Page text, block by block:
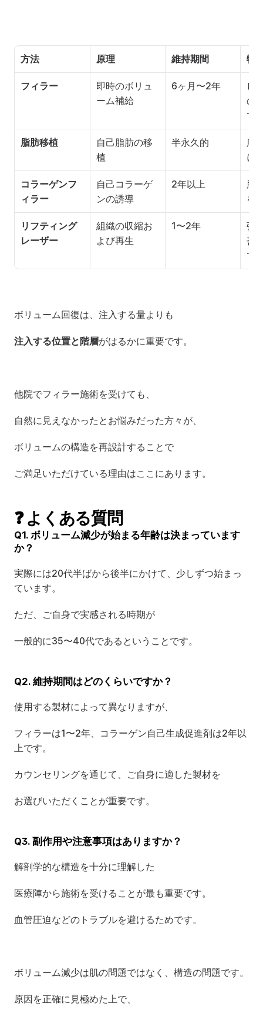
方法 原理 維持期間 特
フィラー
即時のボリュ
ーム補給
6ヶ月〜2年
ピ
の
て
脂肪移植
自己脂肪の移
植
半永久的
広
に
コラーゲンフ
ィラー
自己コラーゲ
ンの誘導
2年以上
肌
を
リフティング
レーザー
組織の収縮お
よび再生
1〜2年
弾
善
て
ボリューム回復は、注入する量よりも
注入する位置と階層がはるかに重要です。
他院でフィラー施術を受けても、
自然に見えなかったとお悩みだった方々が、
ボリュームの構造を再設計することで
ご満足いただけている理由はここにあります。
❓ よくある質問
Q1. ボリューム減少が始まる年齢は決まっています
か？
実際には20代半ばから後半にかけて、少しずつ始まっ
ています。
ただ、ご自身で実感される時期が
一般的に35〜40代であるということです。
Q2. 維持期間はどのくらいですか？
使用する製材によって異なりますが、
フィラーは1〜2年、コラーゲン自己生成促進剤は2年以
上です。
カウンセリングを通じて、ご自身に適した製材を
お選びいただくことが重要です。
Q3. 副作用や注意事項はありますか？
解剖学的な構造を十分に理解した
医療陣から施術を受けることが最も重要です。
血管圧迫などのトラブルを避けるためです。
ボリューム減少は肌の問題ではなく、構造の問題です。
原因を正確に見極めた上で、